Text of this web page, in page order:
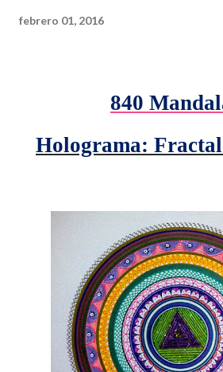
febrero 01, 2016
840
Holograma: